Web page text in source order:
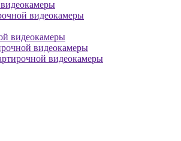
видеокамеры
видеокамеры
видеокамеры
видеокамеры